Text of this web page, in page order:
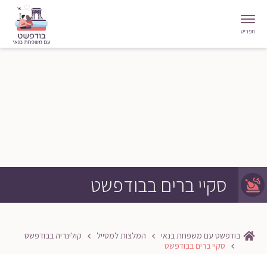
תפריט
סקיי ברים בבודפשט
בודפשט עם משפחת בנאי המלצות למטייל
קולינריה בבודפשט
סקיי ברים בבודפשט